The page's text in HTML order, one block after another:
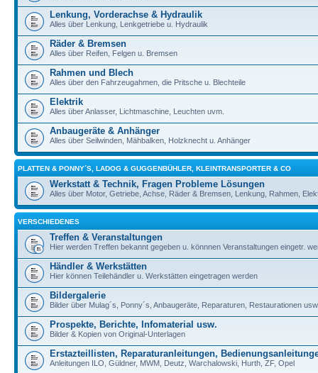
Lenkung, Vorderachse & Hydraulik
Alles über Lenkung, Lenkgetriebe u. Hydraulik
Räder & Bremsen
Alles über Reifen, Felgen u. Bremsen
Rahmen und Blech
Alles über den Fahrzeugahmen, die Pritsche u. Blechteile
Elektrik
Alles über Anlasser, Lichtmaschine, Leuchten uvm.
Anbaugeräte & Anhänger
Alles über Seilwinden, Mähbalken, Holzknecht u. Anhänger
PLATTEN & PONNY´S, LADOG & GUGGENBÜHLER, KLEINTRANSPORTER & CO
Werkstatt & Technik, Fragen Probleme Lösungen
Alles über Motor, Getriebe, Achse, Räder & Bremsen, Lenkung, Rahmen,
VERSCHIEDENES
Treffen & Veranstaltungen
Hier werden Treffen bekannt gegeben u. könnnen Veranstaltungen eingetr.
Händler & Werkstätten
Hier können Teilehändler u. Werkstätten eingetragen werden
Bildergalerie
Bilder über Mulag´s, Ponny´s, Anbaugeräte, Reparaturen, Restaurationen
Prospekte, Berichte, Infomaterial usw.
Bilder & Kopien von Original-Unterlagen
Erstazteillisten, Reparaturanleitungen,
Anleitungen ILO, Güldner, MWM, Deutz, Warchalowski, Hurth, ZF, Opel